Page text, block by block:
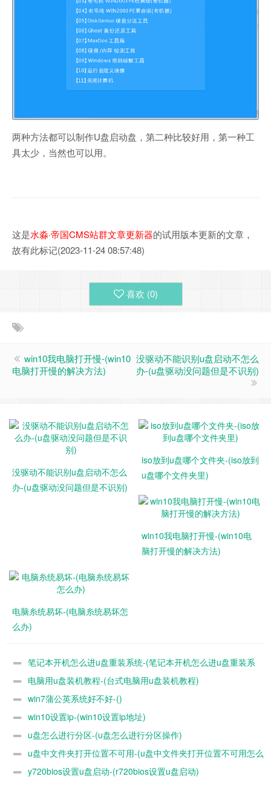
两种方法都可以制作U盘启动盘，第二种比较好用，第一种工
具太少，当然也可以用。
这是水淼·帝国CMS站群文章更新器的试用版本更新的文章，
故有此标记(2023-11-24 08:57:48)
喜欢 (0)
win10我电脑打开慢-(win10
电脑打开慢的解决方法)
没驱动不能识别u盘启动不怎么
办-(u盘驱动没问题但是不识别)
没驱动不能识别u盘启动不怎么
办-(u盘驱动没问题但是不识别)
iso放到u盘哪个文件夹-(iso放到
u盘哪个文件夹里)
win10我电脑打开慢-(win10电
脑打开慢的解决方法)
电脑糸统易坏-(电脑糸统易坏怎
么办)
笔记本开机怎么进u盘重装系统-(笔记本开机怎么进u盘重装系
统) 电脑用u盘装机教程-(台式电脑用u盘装机教程)
win7蒲公英系统好不好-()
win10设置ip-(win10设置ip地址)
u盘怎么进行分区-(u盘怎么进行分区操作)
u盘中文件夹打开位置不可用-(u盘中文件夹打开位置不可用怎么
办) y720bios设置u盘启动-(r720bios设置u盘启动)